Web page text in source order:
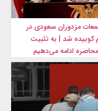
مزدوران سعودی در
شد | به تثبیت
محاصره ادامه می‌دهیم